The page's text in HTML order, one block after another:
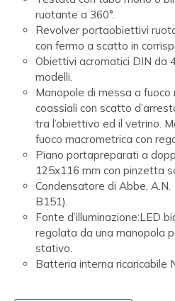
ruotante a 360°.
Revolver portaobiettivi
con fermo a scatto in
Obiettivi acromatici DIN da
modelli.
Manopole di messa a fuoco
coassiali con scatto
tra l’obiettivo ed il vetrino.
fuoco macrometrica con
Piano portapreparati a
125x116 mm con pinzetta
Condensatore di Abbe,
B151).
Fonte d’illuminazione:LED
regolata da una manopola
stativo.
Batteria interna ricaricabile